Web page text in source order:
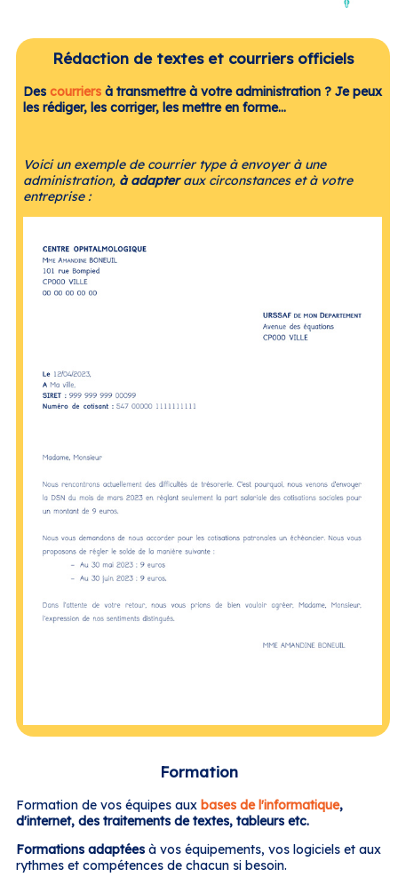
Rédaction de textes et courriers officiels
Des courriers à transmettre à votre administration ? Je peux
les rédiger, les corriger, les mettre en forme...
Voici un exemple de courrier type à envoyer à une
administration, à adapteraux circonstances et à votre
entreprise :
Formation
Formation de vos équipes aux bases de l'informatique,
d'internet, des traitements de textes, tableurs etc.
Formations adaptées à vos équipements, vos logiciels et aux
rythmes et compétences de chacun si besoin.